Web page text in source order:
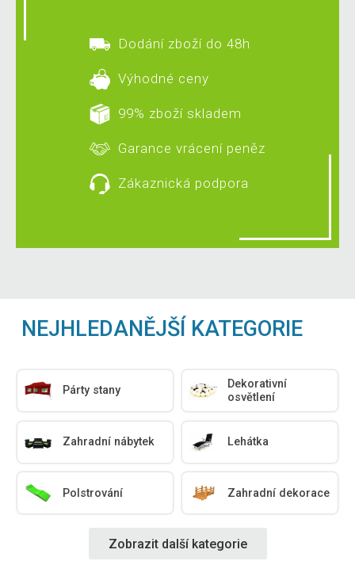
Dodání zboží do 48h
Výhodné ceny
99% zboží skladem
Garance vrácení peněz
Zákaznická podpora
NEJHLEDANĚJŠÍ KATEGORIE
Párty stany
Dekorativní
osvětlení
Zahradní nábytek Lehátka
Polstrování Zahradní dekorace
Zobrazit další kategorie